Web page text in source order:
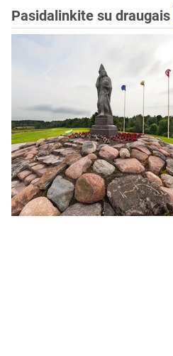
Pasidalinkite su draugais